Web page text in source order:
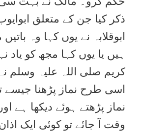
ذکر کیا جن کے متعلق
ابوقلابہ نے یوں کہا وہ
ہیں یا یوں کہا مجھ کو یاد
کریم صلی اللہ علیہ وسلم
اسی طرح نماز پڑھنا جیسے
نماز پڑھتے ہوئے دیکھا ہے
وقت آ جائے تو کوئی ایک